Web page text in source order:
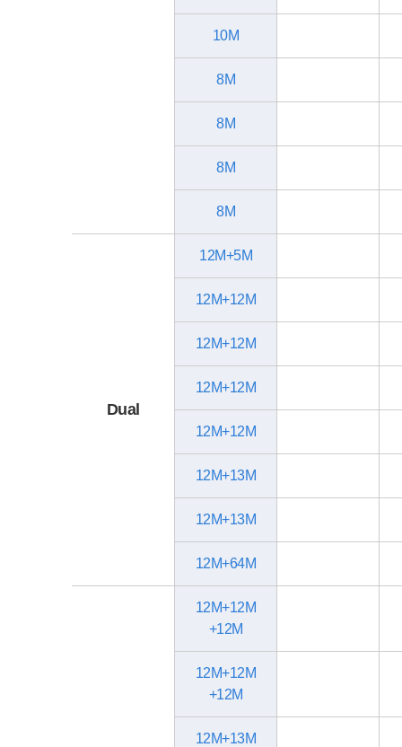
10M
8M
8M
8M
8M
Dual
12M+5M
12M+12M
12M+12M
12M+12M
12M+12M
12M+13M
12M+13M
12M+64M
12M+12M
+12M
12M+12M
+12M
12M+13M